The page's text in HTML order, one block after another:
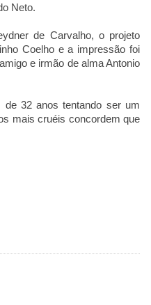
Neto.
de Carvalho, o projeto
Coelho e a impressão foi
e irmão de alma Antonio
32 anos tentando ser um
mais cruéis concordem que